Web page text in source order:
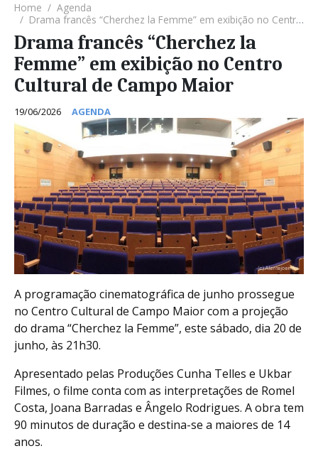
Home
Agenda
Drama francês “Cherchez la Femme” em exibição no Centro Cultural de Campo Maior
Drama francês “Cherchez la
Femme” em exibição no Centro
Cultural de Campo Maior
19/06/2026 AGENDA
A programação cinematográfica de junho prossegue
no Centro Cultural de Campo Maior com a projeção
do drama “Cherchez la Femme”, este sábado, dia 20 de
junho, às 21h30.
Apresentado pelas Produções Cunha Telles e Ukbar
Filmes, o filme conta com as interpretações de Romel
Costa, Joana Barradas e Ângelo Rodrigues. A obra tem
90 minutos de duração e destina-se a maiores de 14
anos.